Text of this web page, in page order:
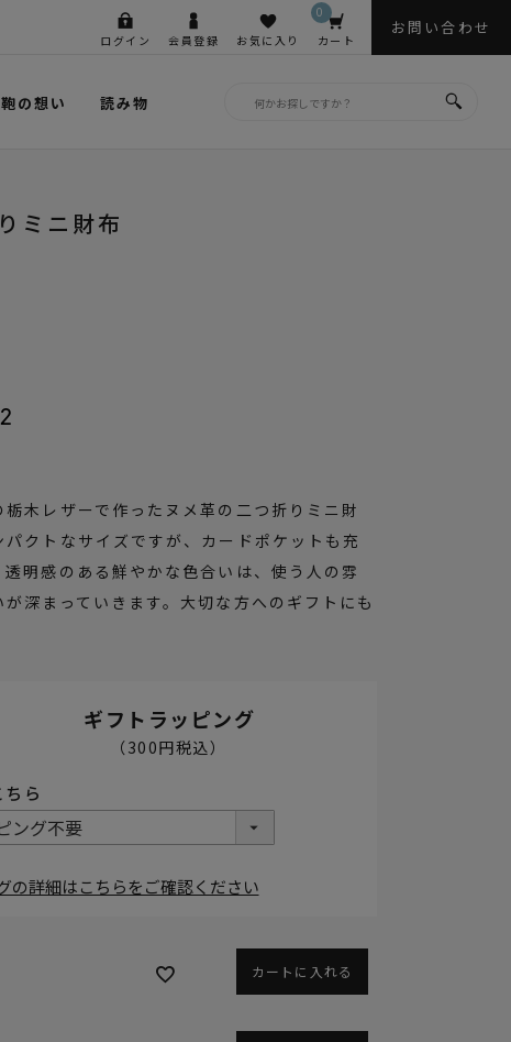
ログイン 会員登録 お気に入り カート
0
お問い合わせ
の想い 読み物
ミニ財布
木レザーで作ったヌメ革の二つ折りミニ財
クトなサイズですが、カードポケットも充
明感のある鮮やかな色合いは、使う人の雰
深まっていきます。大切な方へのギフトにも
ギフトラッピング
の詳細はこちらをご確認ください
カートに入れる